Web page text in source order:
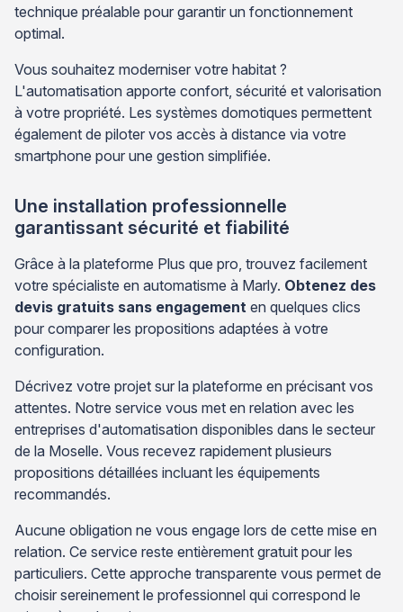
technique préalable pour garantir un fonctionnement
optimal.
Vous souhaitez moderniser votre habitat ?
L'automatisation apporte confort, sécurité et valorisation
à votre propriété. Les systèmes domotiques permettent
également de piloter vos accès à distance via votre
smartphone pour une gestion simplifiée.
Une installation professionnelle
garantissant sécurité et fiabilité
Grâce à la plateforme Plus que pro, trouvez facilement
votre spécialiste en automatisme à Marly. Obtenez des
devis gratuits sans engagement en quelques clics
pour comparer les propositions adaptées à votre
configuration.
Décrivez votre projet sur la plateforme en précisant vos
attentes. Notre service vous met en relation avec les
entreprises d'automatisation disponibles dans le secteur
de la Moselle. Vous recevez rapidement plusieurs
propositions détaillées incluant les équipements
recommandés.
Aucune obligation ne vous engage lors de cette mise en
relation. Ce service reste entièrement gratuit pour les
particuliers. Cette approche transparente vous permet de
choisir sereinement le professionnel qui correspond le